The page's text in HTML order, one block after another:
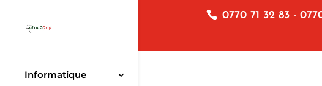
0770 71 32 83 -
Informatique